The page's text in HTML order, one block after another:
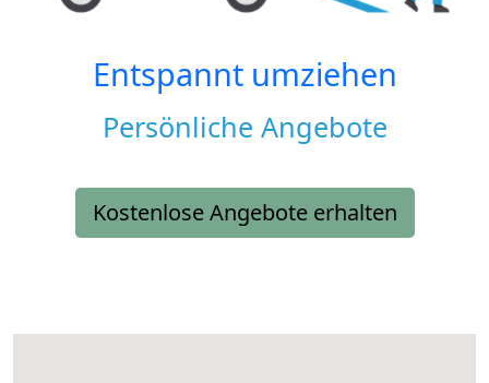
Entspannt umziehen
Persönliche Angebote
Kostenlose Angebote erhalten